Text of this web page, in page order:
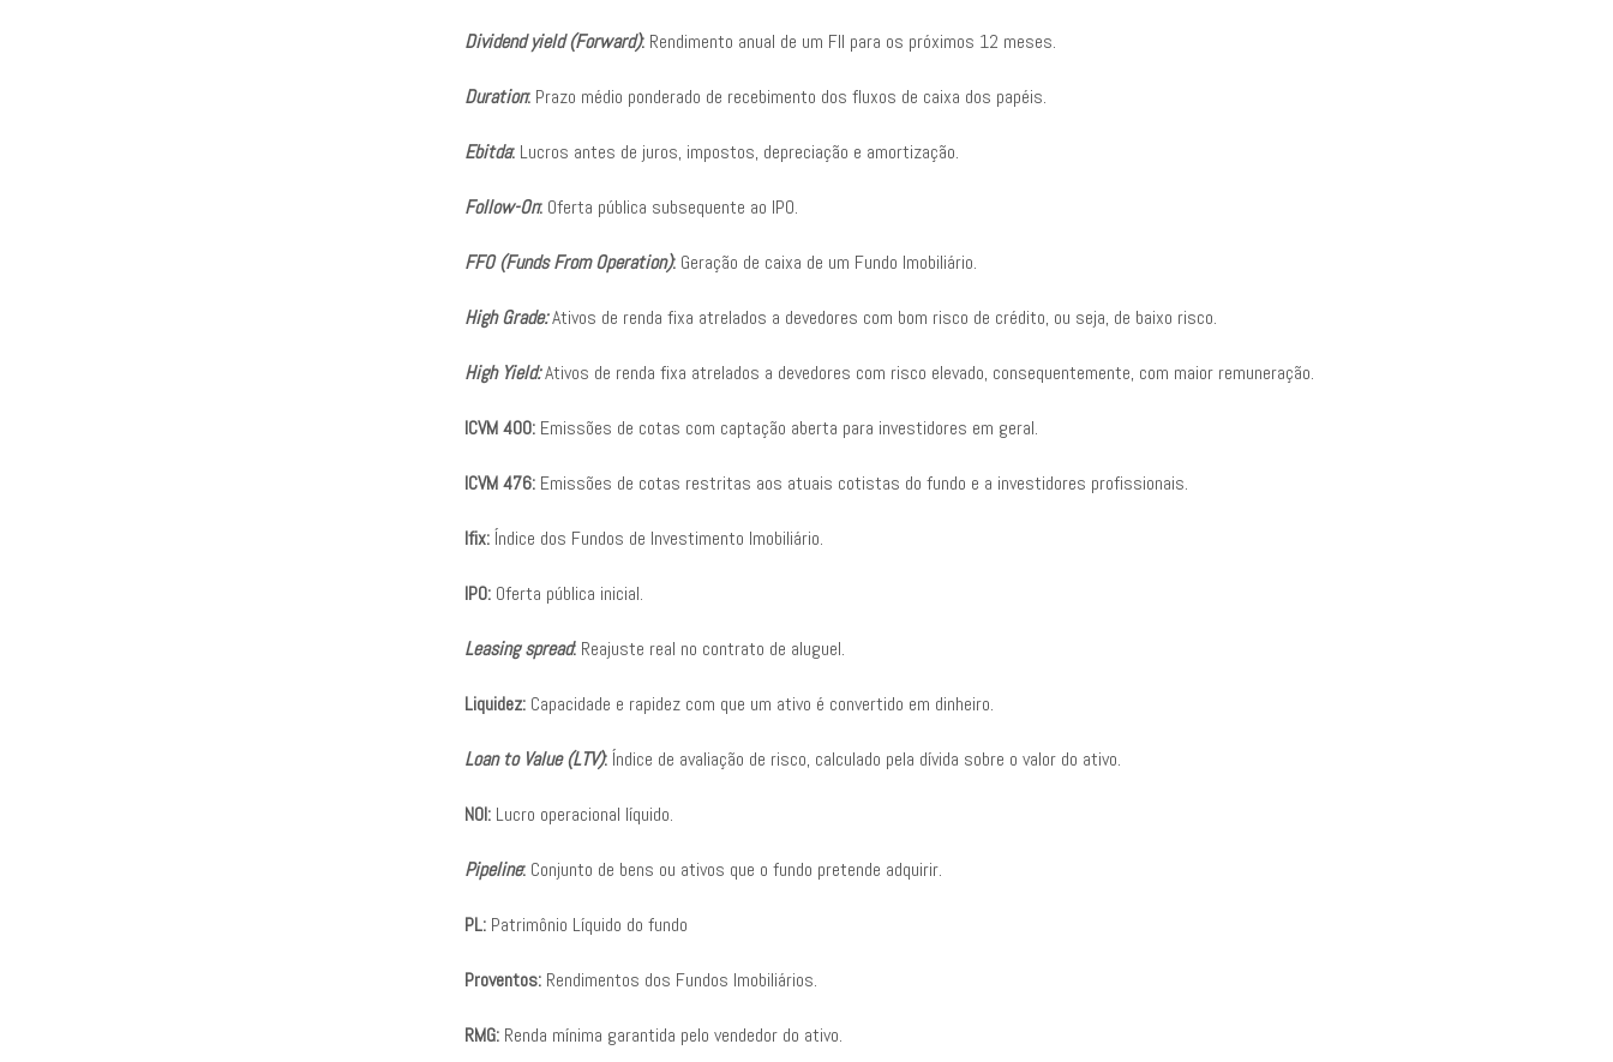
Dividend yield (Forward):Rendimento anual de um FII para os próximos 12 meses.
Duration:Prazo médio ponderado de recebimento dos fluxos de caixa dos papéis.
Ebitda:Lucros antes de juros, impostos, depreciação e amortização.
Follow-On:Oferta pública subsequente ao IPO.
FFO (Funds From Operation):Geração de caixa de um Fundo Imobiliário.
High Grade:Ativos de renda fixa atrelados a devedores com bom risco de crédito, ou seja, de baixo risco.
High Yield:Ativos de renda fixa atrelados a devedores com risco elevado, consequentemente, com maior remuneração.
ICVM 400:Emissões de cotas com captação aberta para investidores em geral.
ICVM 476:Emissões de cotas restritas aos atuais cotistas do fundo e a investidores profissionais.
Ifix:Índice dos Fundos de Investimento Imobiliário.
IPO:Oferta pública inicial.
Leasing spread:Reajuste real no contrato de aluguel.
Liquidez:Capacidade e rapidez com que um ativo é convertido em dinheiro.
Loan to Value (LTV):Índice de avaliação de risco, calculado pela dívida sobre o valor do ativo.
NOI:Lucro operacional líquido.
Pipeline:Conjunto de bens ou ativos que o fundo pretende adquirir.
PL:Patrimônio Líquido do fundo
Proventos:Rendimentos dos Fundos Imobiliários.
RMG:Renda mínima garantida pelo vendedor do ativo.